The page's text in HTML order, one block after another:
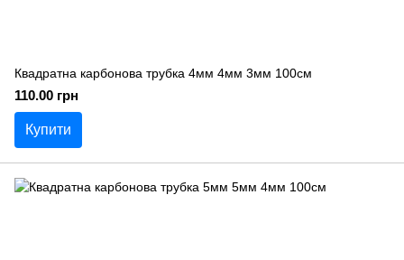
Квадратна карбонова трубка 4мм 4мм 3мм 100см
110.00 грн
Купити